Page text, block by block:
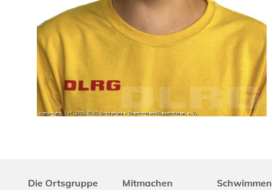
Die Ortsgruppe Mitmachen Schwimmen